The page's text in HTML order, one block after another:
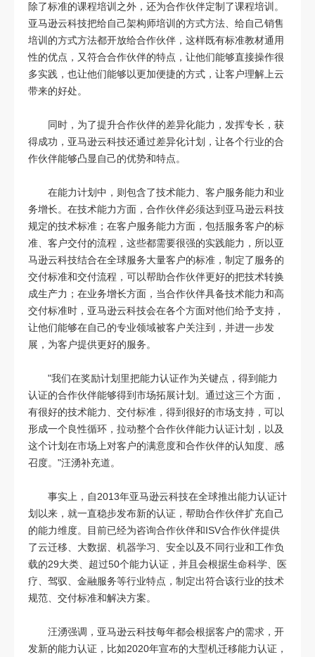
除了标准的课程培训之外，还为合作伙伴定制了课程培训。
亚马逊云科技把给自己架构师培训的方式方法、给自己销售
培训的方式方法都开放给合作伙伴，这样既有标准教材通用
性的优点，又符合合作伙伴的特点，让他们能够直接操作很
多实践，也让他们能够以更加便捷的方式，让客户理解上云
带来的好处。
同时，为了提升合作伙伴的差异化能力，发挥专长，获
得成功，亚马逊云科技还通过差异化计划，让各个行业的合
作伙伴能够凸显自己的优势和特点。
在能力计划中，则包含了技术能力、客户服务能力和业
务增长。在技术能力方面，合作伙伴必须达到亚马逊云科技
规定的技术标准；在客户服务能力方面，包括服务客户的标
准、客户交付的流程，这些都需要很强的实践能力，所以亚
马逊云科技结合在全球服务大量客户的标准，制定了服务的
交付标准和交付流程，可以帮助合作伙伴更好的把技术转换
成生产力；在业务增长方面，当合作伙伴具备技术能力和高
交付标准时，亚马逊云科技会在各个方面对他们给予支持，
让他们能够在自己的专业领域被客户关注到，并进一步发
展，为客户提供更好的服务。
"我们在奖励计划里把能力认证作为关键点，得到能力
认证的合作伙伴能够得到市场拓展计划。通过这三个方面，
有很好的技术能力、交付标准，得到很好的市场支持，可以
形成一个良性循环，拉动整个合作伙伴能力认证计划，以及
这个计划在市场上对客户的满意度和合作伙伴的认知度、感
召度。"汪湧补充道。
事实上，自2013年亚马逊云科技在全球推出能力认证计
划以来，就一直稳步发布新的认证，帮助合作伙伴扩充自己
的能力维度。目前已经为咨询合作伙伴和ISV合作伙伴提供
了云迁移、大数据、机器学习、安全以及不同行业和工作负
载的29大类、超过50个能力认证，并且会根据生命科学、医
疗、驾驭、金融服务等行业特点，制定出符合该行业的技术
规范、交付标准和解决方案。
汪湧强调，亚马逊云科技每年都会根据客户的需求，开
发新的能力认证，比如2020年宣布的大型机迁移能力认证，